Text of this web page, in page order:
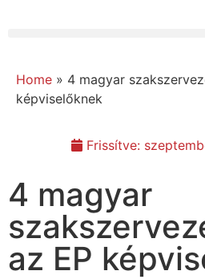
Home » 4 magyar
képviselőknek
Frissítve:
4 magyar
az EP